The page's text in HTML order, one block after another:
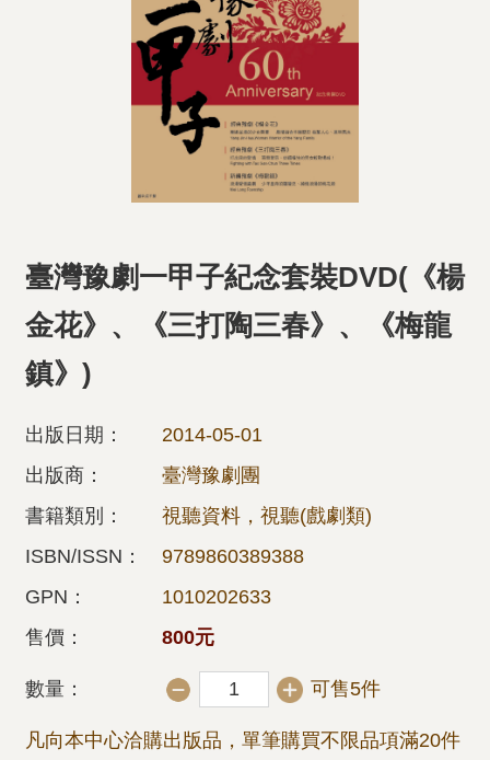
臺灣豫劇一甲子紀念套裝DVD(《楊
金花》、《三打陶三春》、《梅龍
鎮》)
出版日期：
2014-05-01
出版商：
臺灣豫劇團
書籍類別：
視聽資料，視聽(戲劇類)
ISBN/ISSN：
9789860389388
GPN：
1010202633
售價：
800元
數量： 可售5件
凡向本中心洽購出版品，單筆購買不限品項滿20件